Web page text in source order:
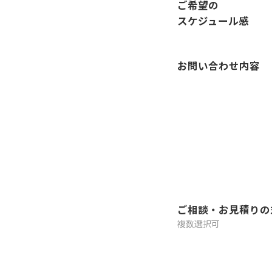
ご希望の
スケジュール感
お問い合わせ内容
ご相談・お見積り
複数選択可